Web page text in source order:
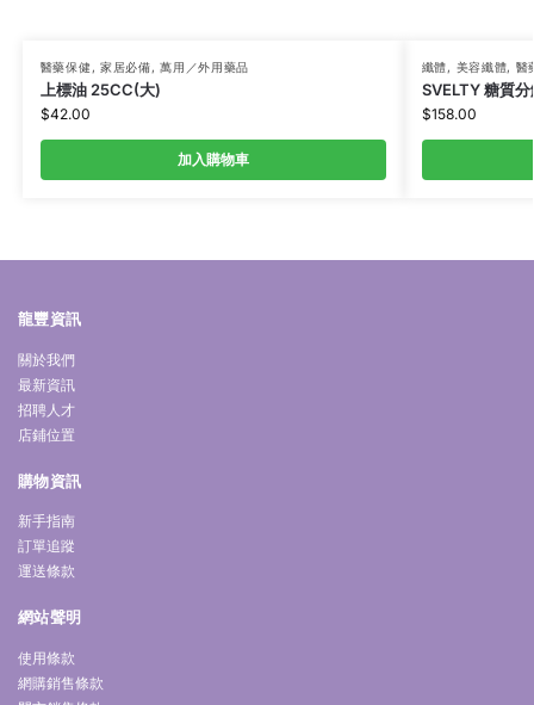
醫藥保健, 家居必備,萬用／外用藥品
上標油 25CC(大)
$42.00
加入購物車
纖體, 美容纖體, 醫
SVELTY 糖質
$158.00
龍豐資訊
關於我們
最新資訊
招聘人才
店鋪位置
購物資訊
新手指南
訂單追蹤
運送條款
網站聲明
使用條款
網購銷售條款